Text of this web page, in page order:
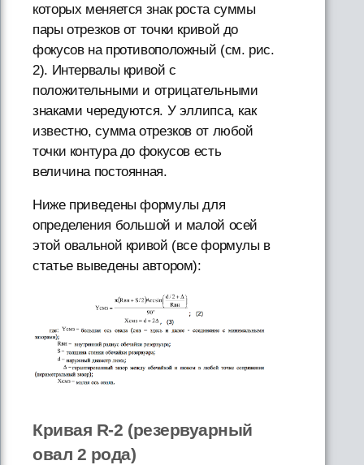
которых меняется знак роста суммы
пары отрезков от точки кривой до
фокусов на противоположный (см. рис.
2). Интервалы кривой с
положительными и отрицательными
знаками чередуются. У эллипса, как
известно, сумма отрезков от любой
точки контура до фокусов есть
величина постоянная.
Ниже приведены формулы для
определения большой и малой осей
этой овальной кривой (все формулы в
статье выведены автором):
Кривая R-2 (резервуарный
овал 2 рода)